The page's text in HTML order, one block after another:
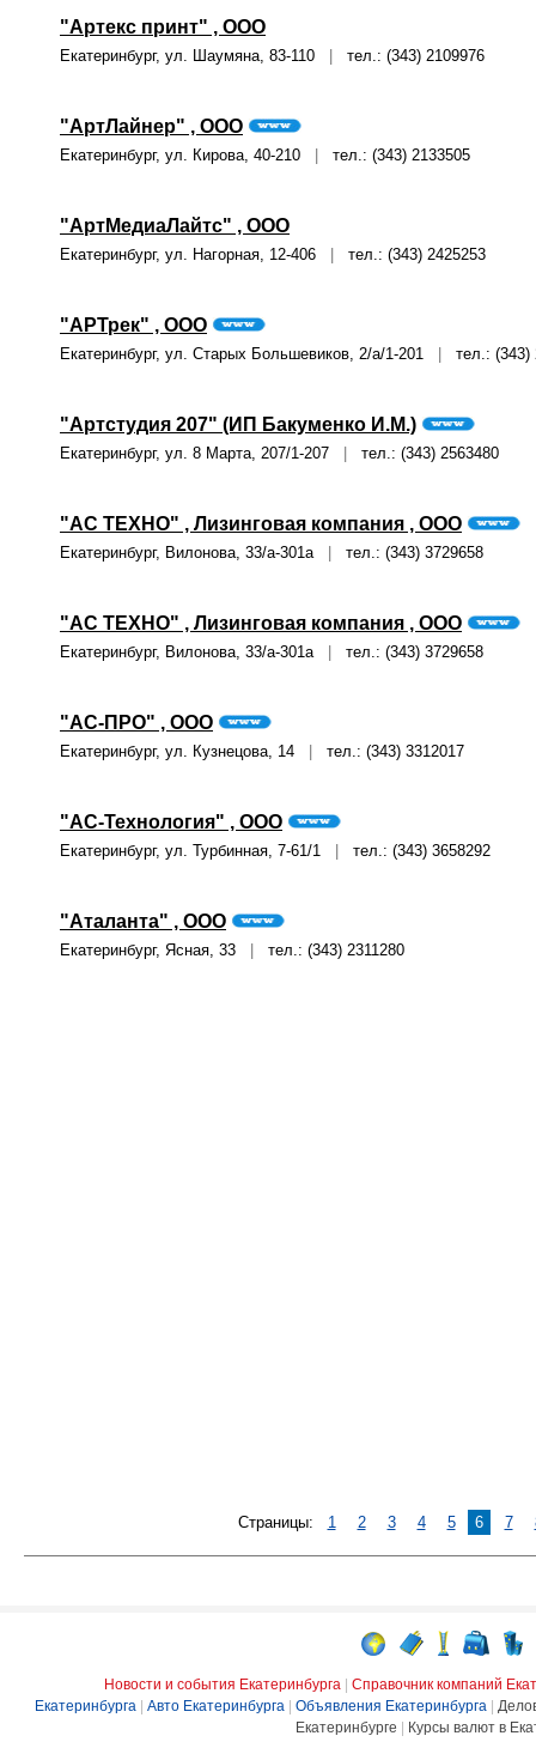
"Артекс принт" , ООО
Екатеринбург, ул. Шаумяна, 83-110 тел.: (343) 2109976
"АртЛайнер" , ООО
Екатеринбург, ул. Кирова, 40-210 тел.: (343) 2133505
"АртМедиаЛайтс" , ООО
Екатеринбург, ул. Нагорная, 12-406 тел.: (343) 2425253
"АРТрек" , ООО
Екатеринбург, ул. Старых Большевиков, 2/а/1-201 тел.: (343)
"Артстудия 207" (ИП Бакуменко И.М.)
Екатеринбург, ул. 8 Марта, 207/1-207 тел.: (343) 2563480
"АС ТЕХНО" , Лизинговая компания , ООО
Екатеринбург, Вилонова, 33/а-301а тел.: (343) 3729658
"АС ТЕХНО" , Лизинговая компания , ООО
Екатеринбург, Вилонова, 33/а-301а тел.: (343) 3729658
"АС-ПРО" , ООО
Екатеринбург, ул. Кузнецова, 14 тел.: (343) 3312017
"АС-Технология" , ООО
Екатеринбург, ул. Турбинная, 7-61/1 тел.: (343) 3658292
"Аталанта" , ООО
Екатеринбург, Ясная, 33 тел.: (343) 2311280
Страницы: 1 2 3 4 5 6 7
Новости и события Екатеринбурга
Справочник компаний
Екатеринбурга
Авто Екатеринбурга Объявления Екатеринбурга
Екатеринбурге
Курсы валют в